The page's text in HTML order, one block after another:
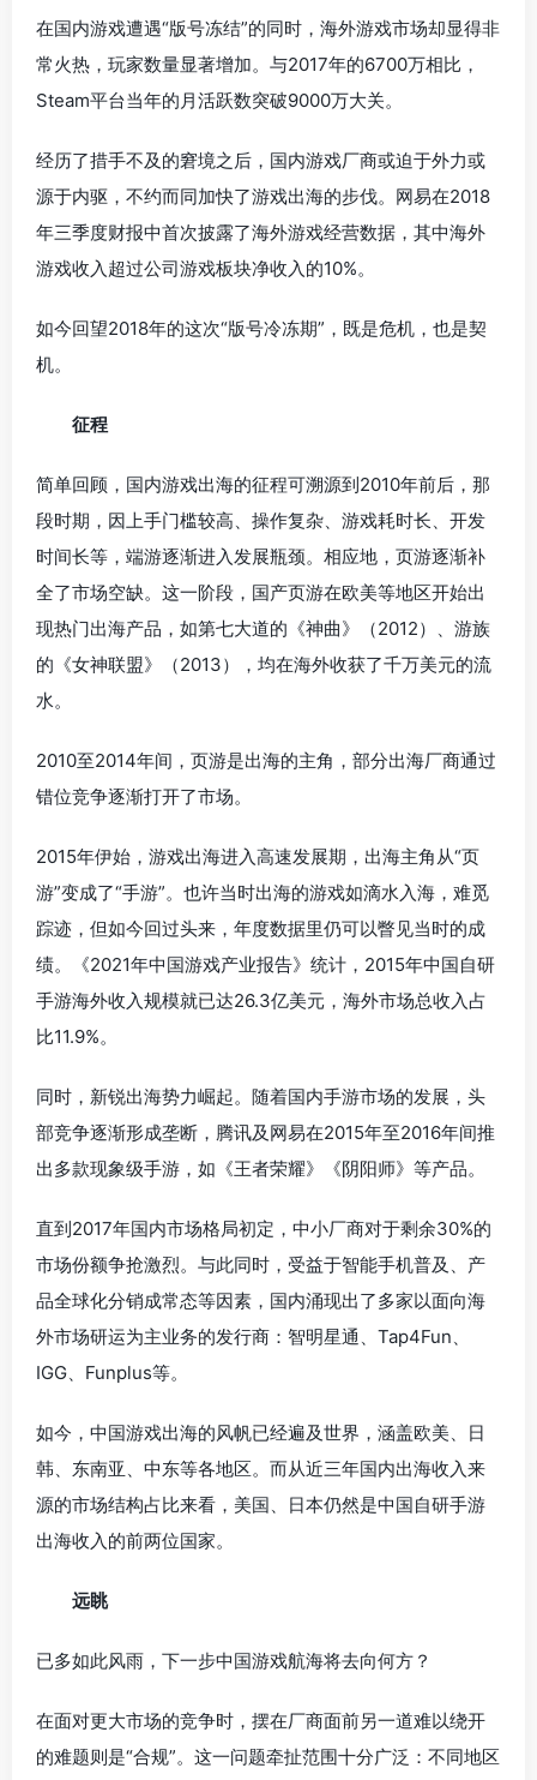
在国内游戏遭遇“版号冻结”的同时，海外游戏市场却显得非
常火热，玩家数量显著增加。与2017年的6700万相比，
Steam平台当年的月活跃数突破9000万大关。
经历了措手不及的窘境之后，国内游戏厂商或迫于外力或
源于内驱，不约而同加快了游戏出海的步伐。网易在2018
年三季度财报中首次披露了海外游戏经营数据，其中海外
游戏收入超过公司游戏板块净收入的10%。
如今回望2018年的这次“版号冷冻期”，既是危机，也是契
机。
征程
简单回顾，国内游戏出海的征程可溯源到2010年前后，那
段时期，因上手门槛较高、操作复杂、游戏耗时长、开发
时间长等，端游逐渐进入发展瓶颈。相应地，页游逐渐补
全了市场空缺。这一阶段，国产页游在欧美等地区开始出
现热门出海产品，如第七大道的《神曲》（2012）、游族
的《女神联盟》（2013），均在海外收获了千万美元的流
水。
2010至2014年间，页游是出海的主角，部分出海厂商通过
错位竞争逐渐打开了市场。
2015年伊始，游戏出海进入高速发展期，出海主角从“页
游”变成了“手游”。也许当时出海的游戏如滴水入海，难觅
踪迹，但如今回过头来，年度数据里仍可以瞥见当时的成
绩。《2021年中国游戏产业报告》统计，2015年中国自研
手游海外收入规模就已达26.3亿美元，海外市场总收入占
比11.9%。
同时，新锐出海势力崛起。随着国内手游市场的发展，头
部竞争逐渐形成垄断，腾讯及网易在2015年至2016年间推
出多款现象级手游，如《王者荣耀》《阴阳师》等产品。
直到2017年国内市场格局初定，中小厂商对于剩余30%的
市场份额争抢激烈。与此同时，受益于智能手机普及、产
品全球化分销成常态等因素，国内涌现出了多家以面向海
外市场研运为主业务的发行商：智明星通、Tap4Fun、
IGG、Funplus等。
如今，中国游戏出海的风帆已经遍及世界，涵盖欧美、日
韩、东南亚、中东等各地区。而从近三年国内出海收入来
源的市场结构占比来看，美国、日本仍然是中国自研手游
出海收入的前两位国家。
远眺
已多如此风雨，下一步中国游戏航海将去向何方？
在面对更大市场的竞争时，摆在厂商面前另一道难以绕开
的难题则是“合规”。这一问题牵扯范围十分广泛：不同地区